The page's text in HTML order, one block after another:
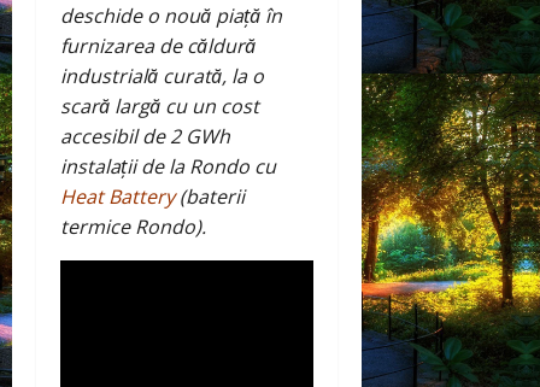
deschide o nouă piață în
furnizarea de căldură
industrială curată, la o
scară largă cu un cost
accesibil de 2 GWh
instalațiide la Rondo cu
Heat Battery(baterii
termice Rondo).